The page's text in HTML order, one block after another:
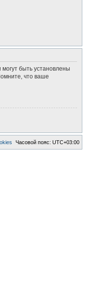
быть установлены
что ваше
Часовой пояс: UTC+03:00